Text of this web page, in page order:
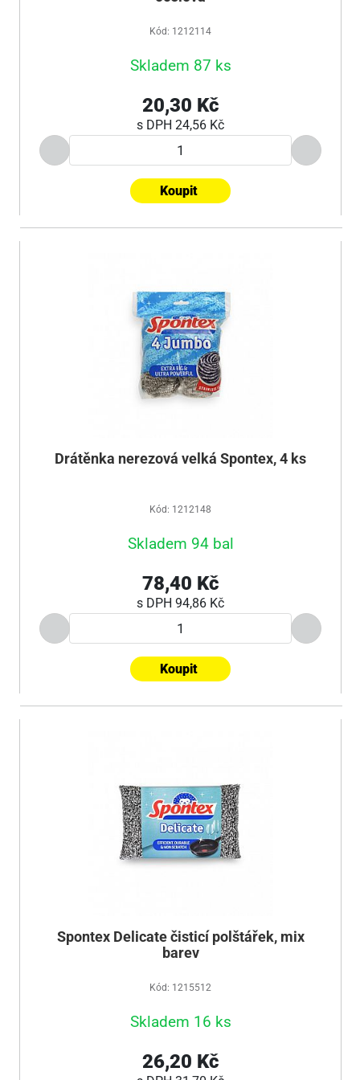
Kód: 1212114
Skladem 87 ks
20,30 Kč
s DPH 24,56 Kč
Koupit
Drátěnka nerezová velká Spontex, 4 ks
Kód: 1212148
Skladem 94 bal
78,40 Kč
s DPH 94,86 Kč
Koupit
Spontex Delicate čisticí polštářek, mix
barev
Kód: 1215512
Skladem 16 ks
26,20 Kč